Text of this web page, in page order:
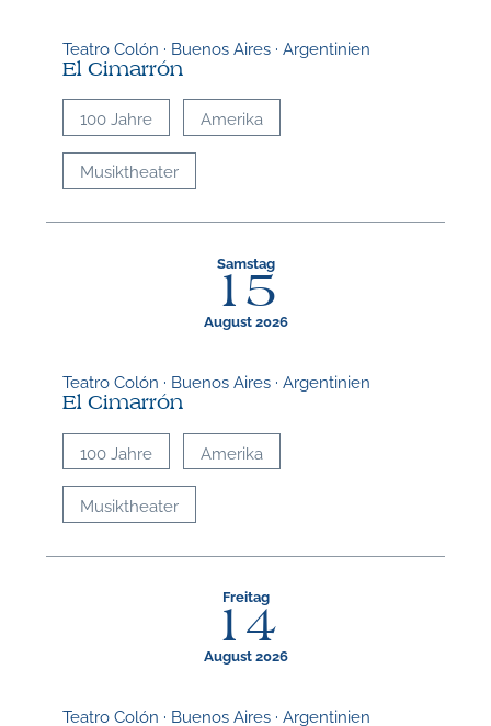
Teatro Colón · Buenos Aires · Argentinien
El Cimarrón
100 Jahre Amerika
Musiktheater
Samstag
15
August 2026
Teatro Colón · Buenos Aires · Argentinien
El Cimarrón
100 Jahre Amerika
Musiktheater
Freitag
14
August 2026
Teatro Colón · Buenos Aires · Argentinien